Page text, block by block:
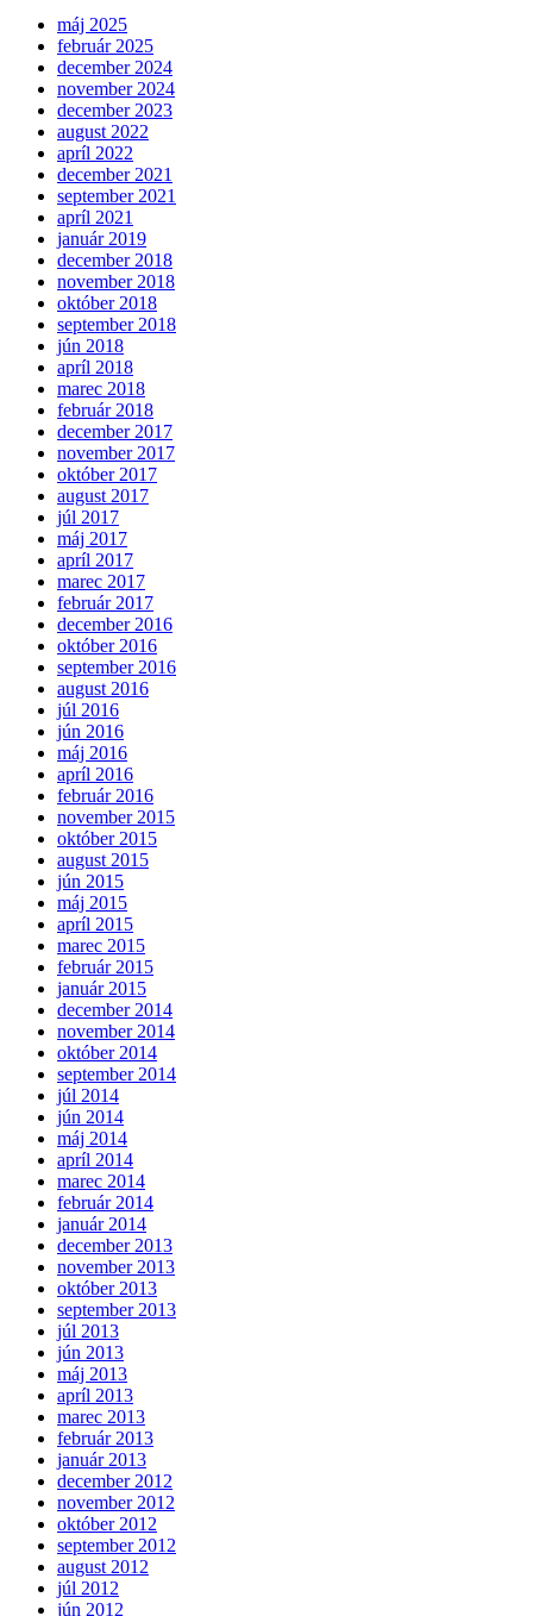
máj 2025
február 2025
december 2024
november 2024
december 2023
august 2022
apríl 2022
december 2021
september 2021
apríl 2021
január 2019
december 2018
november 2018
október 2018
september 2018
jún 2018
apríl 2018
marec 2018
február 2018
december 2017
november 2017
október 2017
august 2017
júl 2017
máj 2017
apríl 2017
marec 2017
február 2017
december 2016
október 2016
september 2016
august 2016
júl 2016
jún 2016
máj 2016
apríl 2016
február 2016
november 2015
október 2015
august 2015
jún 2015
máj 2015
apríl 2015
marec 2015
február 2015
január 2015
december 2014
november 2014
október 2014
september 2014
júl 2014
jún 2014
máj 2014
apríl 2014
marec 2014
február 2014
január 2014
december 2013
november 2013
október 2013
september 2013
júl 2013
jún 2013
máj 2013
apríl 2013
marec 2013
február 2013
január 2013
december 2012
november 2012
október 2012
september 2012
august 2012
júl 2012
jún 2012